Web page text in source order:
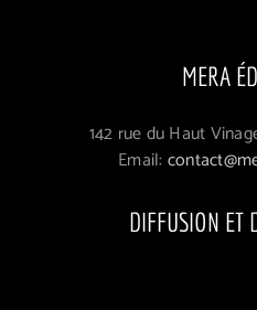
MERA
142 rue du Haut
Email:
DIFFUSION ET